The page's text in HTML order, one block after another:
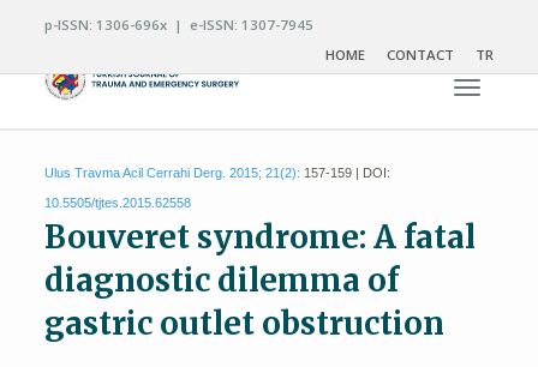
p-ISSN: 1306-696x | e-ISSN: 1307-7945
HOME
CONTACT TR
Toggle
Ulus Travma Acil Cerrahi Derg. 2015; 21(2): 157-159 | DOI:
10.5505/tjtes.2015.62558
Bouveret syndrome: A fatal
diagnostic dilemma of
gastric outlet obstruction